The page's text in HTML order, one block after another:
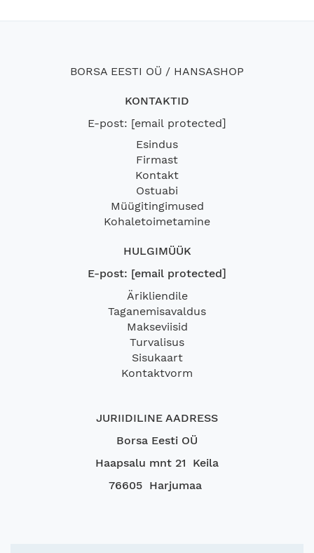
BORSA EESTI OÜ / HANSASHOP
KONTAKTID
E-post: [email protected]
Esindus
Firmast
Kontakt
Ostuabi
Müügitingimused
Kohaletoimetamine
HULGIMÜÜK
E-post: [email protected]
Ärikliendile
Taganemisavaldus
Makseviisid
Turvalisus
Sisukaart
Kontaktvorm
JURIIDILINE AADRESS
Borsa Eesti OÜ
Haapsalu mnt 21 Keila
76605 Harjumaa